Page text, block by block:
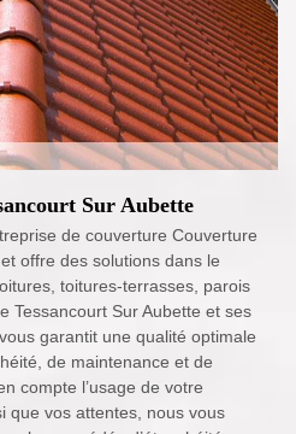
Sur Aubette
de couverture Couverture
offre des solutions dans le
toitures-terrasses, parois
Tessancourt Sur Aubette et ses
garantit une qualité optimale
de maintenance et de
compte l’usage de votre
que vos attentes, nous vous